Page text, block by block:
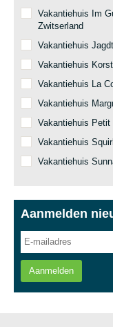
Vakantiehuis Im
Zwitserland
Vakantiehuis
Vakantiehuis
Vakantiehuis La
Vakantiehuis
Vakantiehuis
Vakantiehuis
Vakantiehuis
Aanmelden
Aanmelden